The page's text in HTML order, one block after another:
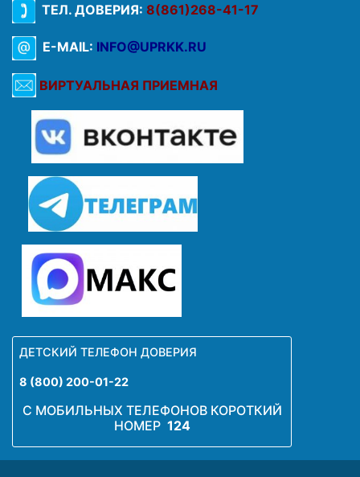
ТЕЛ. ДОВЕРИЯ: 8(861)268-41-17
E-MAIL: INFO@UPRKK.RU
ВИРТУАЛЬНАЯ ПРИЕМНАЯ
ДЕТСКИЙ ТЕЛЕФОН ДОВЕРИЯ
8 (800) 200-01-22
С МОБИЛЬНЫХ ТЕЛЕФОНОВ КОРОТКИЙ
НОМЕР 124